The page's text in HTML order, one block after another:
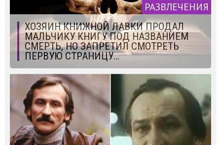
РАЗВЛЕЧЕНИЯ
ХОЗЯИН КНИЖНОЙ ЛАВКИ ПРОДАЛ
МАЛЬЧИКУ КНИГУ ПОД НАЗВАНИЕМ
СМЕРТЬ, НО ЗАПРЕТИЛ СМОТРЕТЬ
ПЕРВУЮ СТРАНИЦУ…